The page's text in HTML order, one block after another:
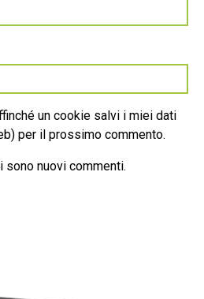
un cookie salvi i miei dati
per il prossimo commento.
sono nuovi commenti.